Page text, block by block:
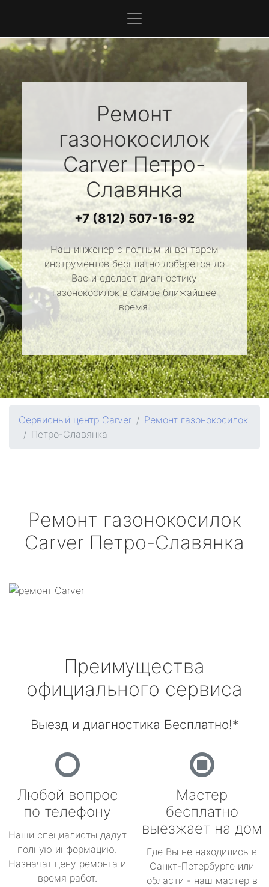
Ремонт
газонокосилок
Carver Петро-
Славянка
+7 (812) 507-16-92
Наш инженер с полным инвентарем
инструментов бесплатно доберется до
Вас и сделает диагностику
газонокосилок в самое ближайшее
время.
Сервисный центр Carver
Ремонт газонокосилок
Петро-Славянка
Ремонт газонокосилок
Carver Петро-Славянка
Преимущества
официального сервиса
Выезд и диагностика Бесплатно!*
Любой вопрос
по телефону
Наши специалисты дадут
полную информацию.
Назначат цену ремонта и
время работ.
Мастер
бесплатно
выезжает на дом
Где Вы не находились в
Санкт-Петербурге или
области - наш мастер в